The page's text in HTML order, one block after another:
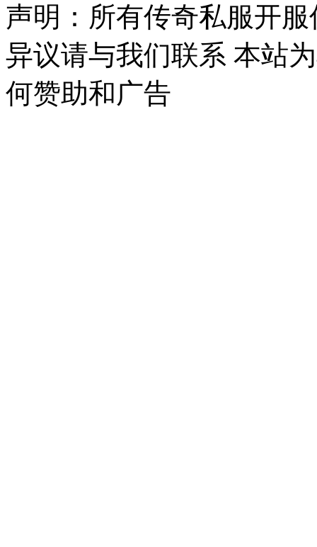
声明：所有传奇私服开
异议请与我们联系 本站
何赞助和广告